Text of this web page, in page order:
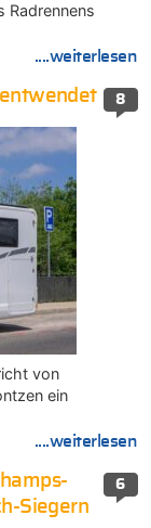
Radrennens
....weiterlesen
8
von
ein
....weiterlesen
6
Siegern